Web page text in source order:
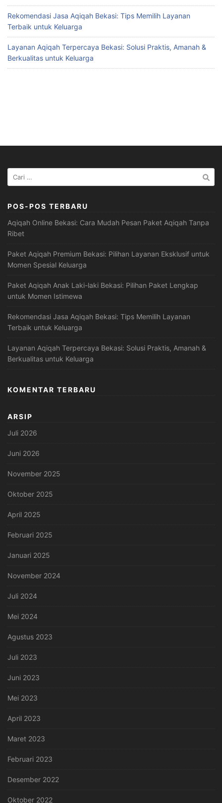
Rekomendasi Jasa Aqiqah Bekasi: Tips Memilih Layanan
Terbaik untuk Keluarga
Layanan Aqiqah Terpercaya Bekasi: Solusi Praktis, Amanah &
Berkualitas untuk Keluarga
Cari
untuk:
POS-POS TERBARU
Aqiqah Online Bekasi: Cara Mudah Pesan Paket Aqiqah Tanpa
Ribet
Paket Aqiqah Premium Bekasi: Pilihan Layanan Eksklusif untuk
Momen Spesial Keluarga
Paket Aqiqah Anak Laki-laki Bekasi: Pilihan Paket Lengkap
untuk Momen Istimewa
Rekomendasi Jasa Aqiqah Bekasi: Tips Memilih Layanan
Terbaik untuk Keluarga
Layanan Aqiqah Terpercaya Bekasi: Solusi Praktis, Amanah &
Berkualitas untuk Keluarga
KOMENTAR TERBARU
ARSIP
Juli 2026
Juni 2026
November 2025
Oktober 2025
April 2025
Februari 2025
Januari 2025
November 2024
Juli 2024
Mei 2024
Agustus 2023
Juli 2023
Juni 2023
Mei 2023
April 2023
Maret 2023
Februari 2023
Desember 2022
Oktober 2022